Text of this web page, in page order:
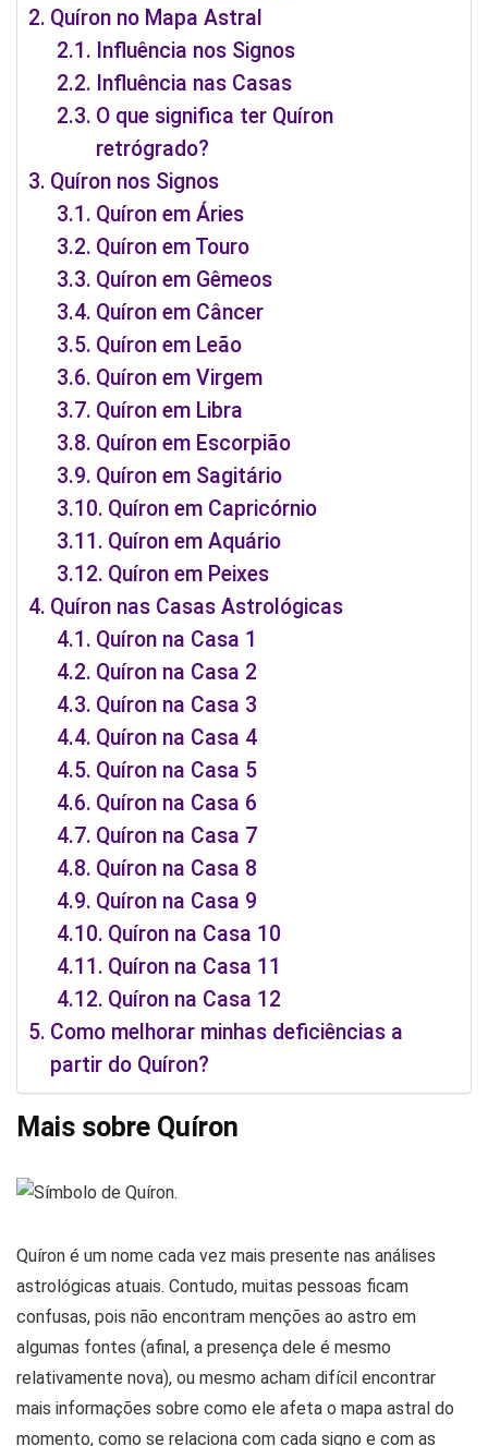
Quíron no Mapa Astral
Influência nos Signos
Influência nas Casas
O que significa ter Quíron
retrógrado?
Quíron nos Signos
Quíron em Áries
Quíron em Touro
Quíron em Gêmeos
Quíron em Câncer
Quíron em Leão
Quíron em Virgem
Quíron em Libra
Quíron em Escorpião
Quíron em Sagitário
Quíron em Capricórnio
Quíron em Aquário
Quíron em Peixes
Quíron nas Casas Astrológicas
Quíron na Casa 1
Quíron na Casa 2
Quíron na Casa 3
Quíron na Casa 4
Quíron na Casa 5
Quíron na Casa 6
Quíron na Casa 7
Quíron na Casa 8
Quíron na Casa 9
Quíron na Casa 10
Quíron na Casa 11
Quíron na Casa 12
Como melhorar minhas deficiências a
partir do Quíron?
Mais sobre Quíron
Quíron é um nome cada vez mais presente nas análises
astrológicas atuais. Contudo, muitas pessoas ficam
confusas, pois não encontram menções ao astro em
algumas fontes (afinal, a presença dele é mesmo
relativamente nova), ou mesmo acham difícil encontrar
mais informações sobre como ele afeta o mapa astral do
momento, como se relaciona com cada signo e com as